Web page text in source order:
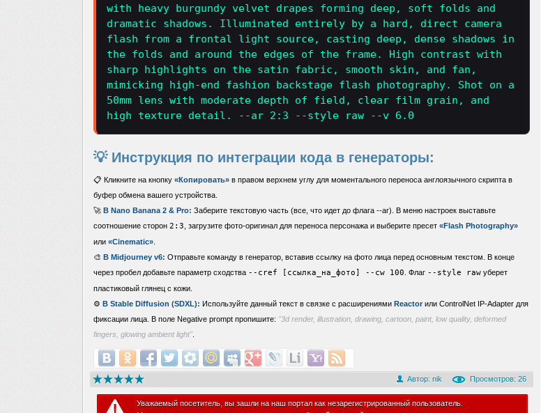
with heavy burgundy velvet drapes forming deep, soft folds and
dramatic shadows. Illuminated entirely by a hard, direct camera
flash from a frontal light source, casting deep, dense shadows in
the folds and around the edges of the frame. High contrast with
sharp highlights on the satin fabric, smooth skin, and fan,
mimicking high-end fashion backstage flash photography. Shot on a
50mm lens with moderate depth of field, clear film grain, and
high texture detail. --ar 2:3 --style raw --v 6.0
💡 Инструкция по интеграции кода в генераторы:
📋 Кликните на кнопку «Копировать» в правом верхнем углу для моментального переноса англоязычного скрипта в
буфер обмена вашего устройства.
🚀 В Nano Banana 2 & Pro: Заберите текстовую часть (все, что идет до флага --ar). В меню настроек выставьте
соотношение сторон 2:3 , загрузите фото-оригинал для переноса персонажа и выберите пресет «Flash Photography»
или «Cinematic»
🎨 В Midjourney v6: Отправьте команду в генератор, вставив ссылку на фото лица перед основным текстом. В конце
через пробел добавьте параметр сходства --cref [ссылка_на_фото] --cw 100 . Флаг --style raw уберет
пластиковый глянец с кожи.
⚙️ В Stable Diffusion (SDXL): Используйте данный текст в связке с расширениями Reactorили ControlNet IP-Adapter для
фиксации лица. В поле Negative prompt пропишите: "3d render, illustration, drawing, cartoon, paint, low quality, deformed
fingers, glowing ambient light"
Автор: nik Просмотров: 26
Уважаемый посетитель, вы зашли на наш портал как незарегистрированный пользователь.